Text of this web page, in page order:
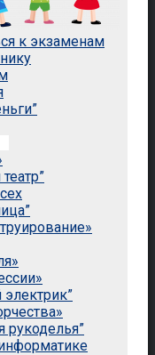
к экзаменам
рукоделья”